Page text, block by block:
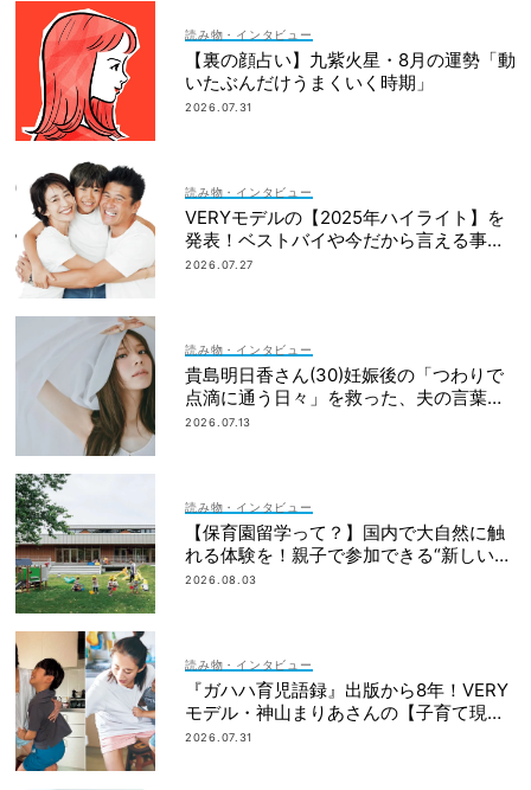
読み物・インタビュー
【裏の顔占い】九紫火星・8月の運勢「動
いたぶんだけうまくいく時期」
2026.07.31
読み物・インタビュー
VERYモデルの【2025年ハイライト】を
発表！ベストバイや今だから言える事件
簿も大公開
2026.07.27
読み物・インタビュー
貴島明日香さん(30)妊娠後の「つわりで
点滴に通う日々」を救った、夫の言葉と
朝マック
2026.07.13
読み物・インタビュー
【保育園留学って？】国内で大自然に触
れる体験を！親子で参加できる“新しい選
択肢”
2026.08.03
読み物・インタビュー
『ガハハ育児語録』出版から8年！VERY
モデル・神山まりあさんの【子育て現在
地】
2026.07.31